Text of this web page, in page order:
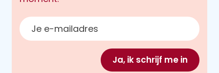
E-mailadres
Ja, ik schrijf me in